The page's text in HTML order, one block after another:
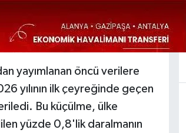
yayımlanan öncü verilere
yılının ilk çeyreğinde geçen
Bu küçülme, ülke
yüzde 0,8'lik daralmanın